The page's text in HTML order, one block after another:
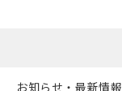
お知らせ・最新情報